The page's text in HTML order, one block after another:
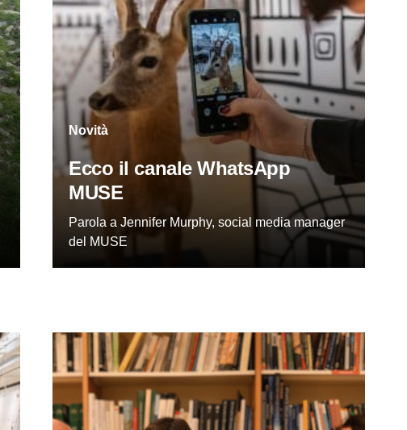
Novità
Ecco il canale WhatsApp
MUSE
Parola a Jennifer Murphy, social media manager
del MUSE